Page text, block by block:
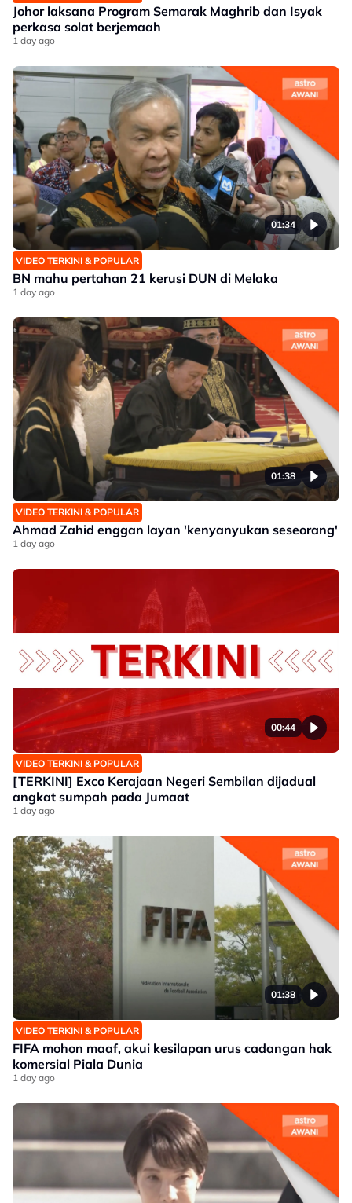
Johor laksana Program Semarak Maghrib dan Isyak
perkasa solat berjemaah
1 day ago
01:34
VIDEO TERKINI & POPULAR
BN mahu pertahan 21 kerusi DUN di Melaka
1 day ago
01:38
VIDEO TERKINI & POPULAR
Ahmad Zahid enggan layan 'kenyanyukan seseorang'
1 day ago
00:44
VIDEO TERKINI & POPULAR
[TERKINI] Exco Kerajaan Negeri Sembilan dijadual
angkat sumpah pada Jumaat
1 day ago
01:38
VIDEO TERKINI & POPULAR
FIFA mohon maaf, akui kesilapan urus cadangan hak
komersial Piala Dunia
1 day ago